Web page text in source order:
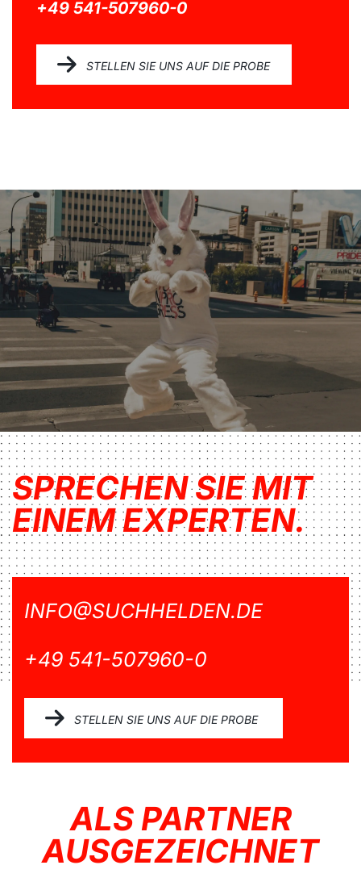
+49 541-507960-0
STELLEN SIE UNS AUF DIE PROBE
SPRECHEN SIE MIT
EINEM EXPERTEN.
INFO@SUCHHELDEN.DE
+49 541-507960-0
STELLEN SIE UNS AUF DIE PROBE
ALS PARTNER
AUSGEZEICHNET